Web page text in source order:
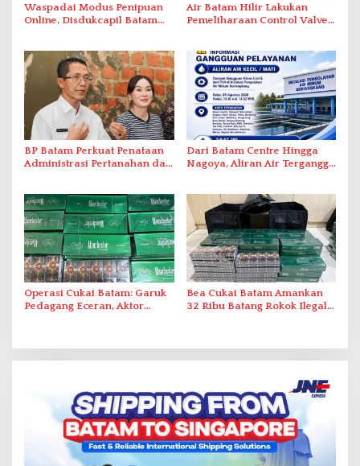
Waspadai Modus Penipuan
Online, Disdukcapil Batam
Air Batam Hilir Lakukan
Pemeliharaan Control Valve,
BP Batam Perkuat Penataan
Administrasi Pertanahan dan
Dari Batam Centre Hingga
Nagoya, Aliran Air Terganggu
Operasi Cukai Batam: Garuk
Pedagang Eceran, Aktor
Bea Cukai Batam Amankan
32 Ribu Batang Rokok Ilegal